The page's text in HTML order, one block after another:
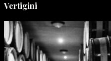
Vertigini